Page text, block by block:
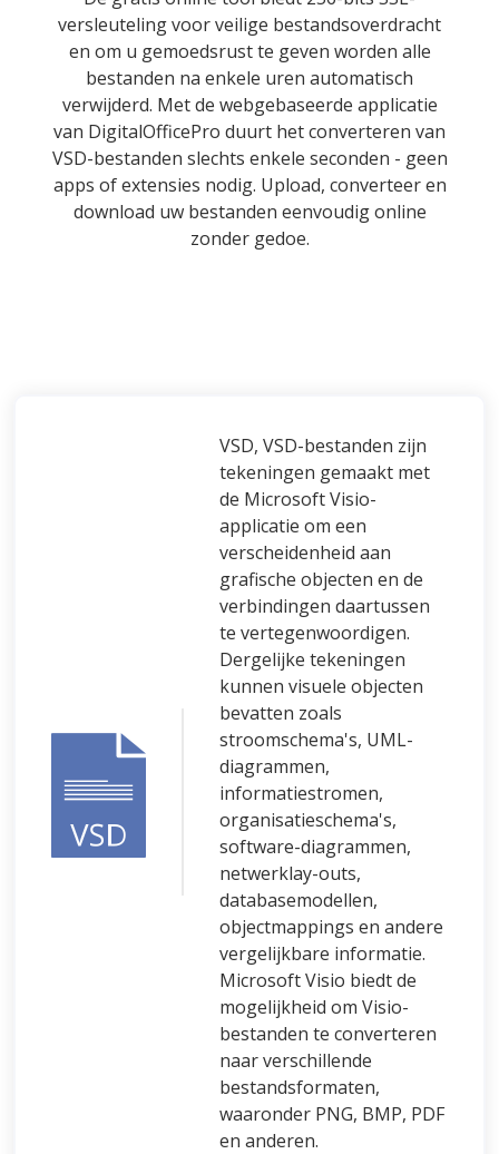
versleuteling voor veilige bestandsoverdracht
en om u gemoedsrust te geven worden alle
bestanden na enkele uren automatisch
verwijderd. Met de webgebaseerde applicatie
van DigitalOfficePro duurt het converteren van
VSD-bestanden slechts enkele seconden - geen
apps of extensies nodig. Upload, converteer en
download uw bestanden eenvoudig online
zonder gedoe.
VSD, VSD-bestanden zijn
tekeningen gemaakt met
de Microsoft Visio-
applicatie om een
verscheidenheid aan
grafische objecten en de
verbindingen daartussen
te vertegenwoordigen.
Dergelijke tekeningen
kunnen visuele objecten
bevatten zoals
stroomschema's, UML-
diagrammen,
informatiestromen,
organisatieschema's,
software-diagrammen,
netwerklay-outs,
databasemodellen,
objectmappings en andere
vergelijkbare informatie.
Microsoft Visio biedt de
mogelijkheid om Visio-
bestanden te converteren
naar verschillende
bestandsformaten,
waaronder PNG, BMP, PDF
en anderen.